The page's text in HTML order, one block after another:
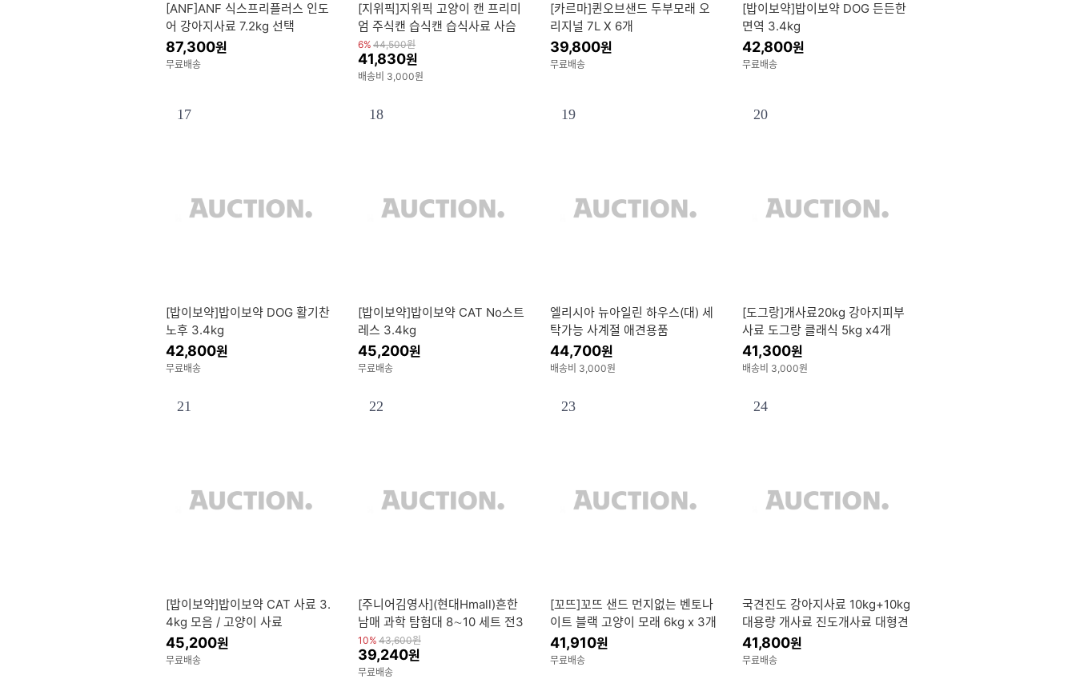
[ANF]ANF 식스프리플러스 인도
어 강아지사료 7.2kg 선택
87,300원
무료배송
[지위픽]지위픽 고양이 캔 프리미
엄 주식캔 습식캔 습식사료 사슴
고기 185g x 4개 + 캔커버 증정
6% 44,500원
41,830원
배송비 3,000원
[카르마]퀸오브샌드 두부모래 오
리지널 7L X 6개
39,800원
무료배송
[밥이보약]밥이보약 DOG 든든한
면역 3.4kg
42,800원
무료배송
17
[밥이보약]밥이보약 DOG 활기찬
노후 3.4kg
42,800원
무료배송
18
[밥이보약]밥이보약 CAT No스트
레스 3.4kg
45,200원
무료배송
19
엘리시아 뉴아일린 하우스(대) 세
탁가능 사계절 애견용품
44,700원
배송비 3,000원
20
[도그랑]개사료20kg 강아지피부
사료 도그랑 클래식 5kg x4개
41,300원
배송비 3,000원
21
[밥이보약]밥이보약 CAT 사료 3.
4kg 모음 / 고양이 사료
45,200원
무료배송
22
[주니어김영사](현대Hmall)흔한
남매 과학 탐험대 8∼10 세트 전3
권 + 선물
10% 43,600원
39,240원
무료배송
23
[꼬뜨]꼬뜨 샌드 먼지없는 벤토나
이트 블랙 고양이 모래 6kg x 3개
(총 18kg)
41,910원
무료배송
24
국견진도 강아지사료 10kg+10kg
대용량 개사료 진도개사료 대형견
(샘플+간식증정)
41,800원
무료배송